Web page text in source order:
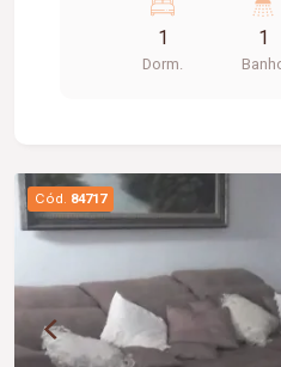
Excelente opção para
1
Dorm.
1
Cód. 84717